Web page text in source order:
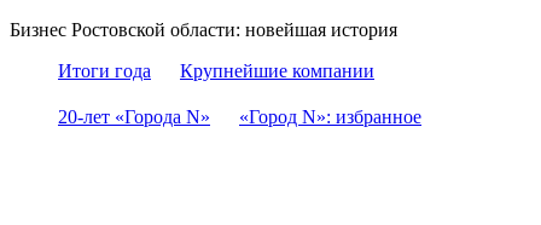
Бизнес Ростовской области: новейшая история
Итоги года
Крупнейшие компании
20-лет «Города N» «Город N»: избранное